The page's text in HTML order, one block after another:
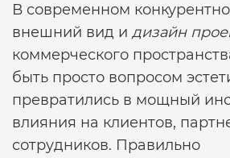
В современном
внешний вид и дизайн
коммерческого
быть просто вопросом
превратились в мощный
влияния на клиентов,
сотрудников. Правильно